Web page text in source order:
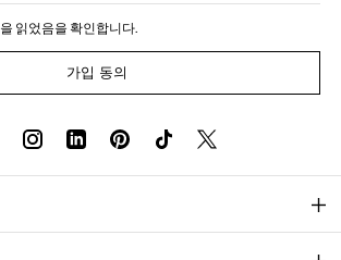
을 읽었음을 확인합니다.
가입 동의